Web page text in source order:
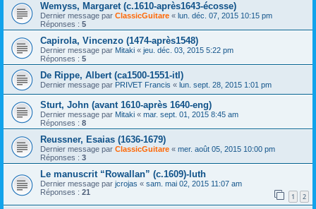
Wemyss, Margaret (c.1610-après1643-écosse)
Dernier message par ClassicGuitare « lun. déc. 07, 2015 10:15 pm
Réponses : 5
Capirola, Vincenzo (1474-après1548)
Dernier message par Mitaki « jeu. déc. 03, 2015 5:22 pm
Réponses : 5
De Rippe, Albert (ca1500-1551-itl)
Dernier message par PRIVET Francis « lun. sept. 28, 2015 1:01 pm
Sturt, John (avant 1610-après 1640-eng)
Dernier message par Mitaki « mar. sept. 01, 2015 8:45 am
Réponses : 8
Reussner, Esaias (1636-1679)
Dernier message par ClassicGuitare « mer. août 05, 2015 10:00 pm
Réponses : 3
Le manuscrit “Rowallan” (c.1609)-luth
Dernier message par jcrojas « sam. mai 02, 2015 11:07 am
Réponses : 21 1 2